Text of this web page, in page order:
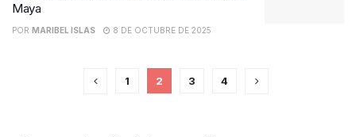
Maya
POR MARIBEL ISLAS 8 DE OCTUBRE DE 2025
1 2 3 4